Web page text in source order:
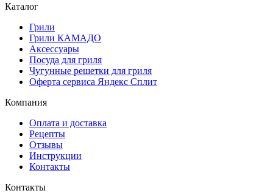
Каталог
Грили
Грили КАМАДО
Аксессуары
Посуда для гриля
Чугунные решетки для гриля
Оферта сервиса Яндекс Сплит
Компания
Оплата и доставка
Рецепты
Отзывы
Инструкции
Контакты
Контакты